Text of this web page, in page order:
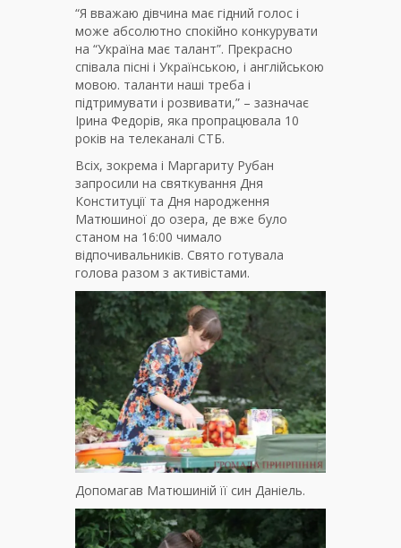
“Я вважаю дівчина має гідний голос і
може абсолютно спокійно конкурувати
на “Україна має талант”. Прекрасно
співала пісні і Українською, і англійською
мовою. таланти наші треба і
підтримувати і розвивати,” – зазначає
Ірина Федорів, яка пропрацювала 10
років на телеканалі СТБ.
Всіх, зокрема і Маргариту Рубан
запросили на святкування Дня
Конституції та Дня народження
Матюшиної до озера, де вже було
станом на 16:00 чимало
відпочивальників. Свято готувала
голова разом з активістами.
Допомагав Матюшиній її син Даніель.